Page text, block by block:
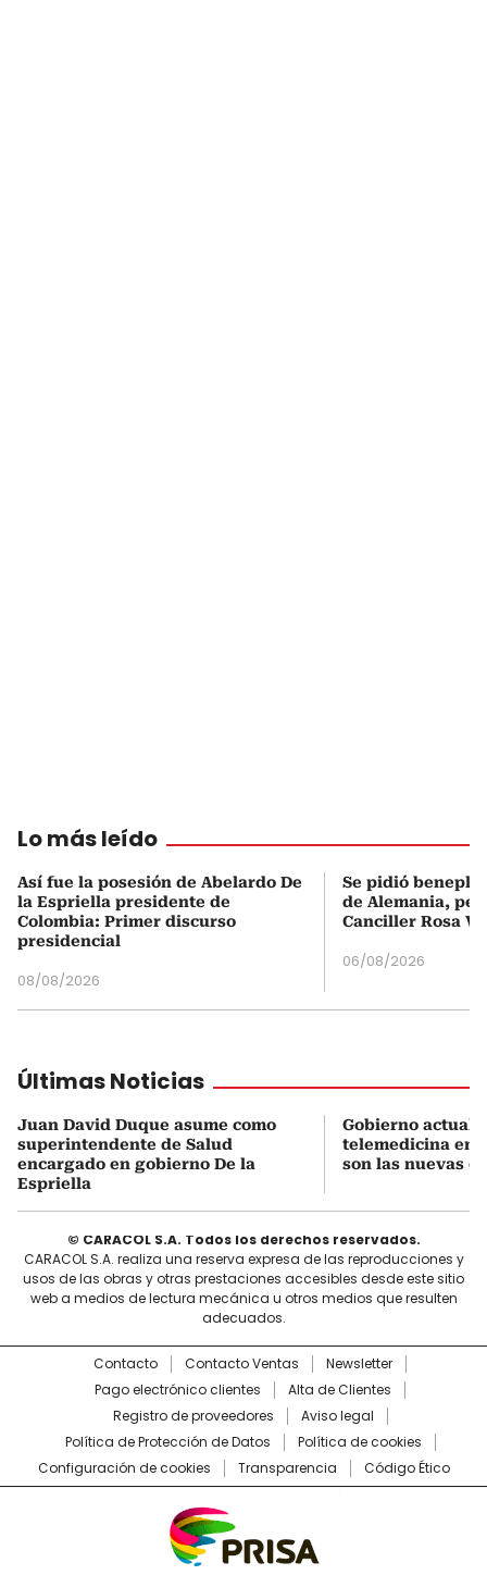
Lo más leído
Así fue la posesión de Abelardo De
la Espriella presidente de
Colombia: Primer discurso
presidencial
08/08/2026
Se pidió
de Alemania,
Canciller Rosa
06/08/2026
Últimas Noticias
Juan David Duque asume como
superintendente de Salud
encargado en gobierno De la
Espriella
Gobierno
telemedicina en
son las nuevas
© CARACOL S.A. Todos los derechos reservados.
CARACOL S.A. realiza una reserva expresa de las reproducciones y
usos de las obras y otras prestaciones accesibles desde este sitio
web a medios de lectura mecánica u otros medios que resulten
adecuados.
Contacto Contacto Ventas
Newsletter
Pago electrónico clientes
Alta de Clientes
Registro de proveedores
Aviso legal
Política de Protección de Datos
Política de cookies
Configuración de cookies
Transparencia Código Ético